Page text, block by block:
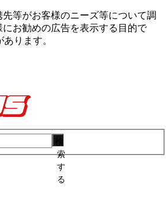
等がお客様のニーズ等について調
お勧めの広告を表⽰する⽬的で
ります。
索
す
る